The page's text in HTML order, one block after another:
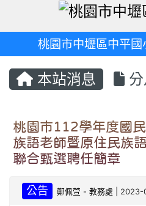
桃園市中壢區中平國
本站消息
桃園市112學年度國
族語老師暨原住民族
聯合甄選聘任簡章
公告 鄭佩萱 -教務處 | 2023-